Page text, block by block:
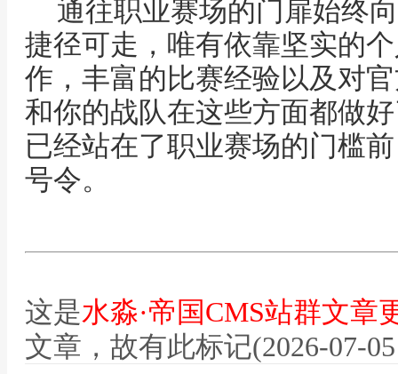
通往职业赛场的门扉始终
捷径可走，唯有依靠坚实的
作，丰富的比赛经验以及对
和你的战队在这些方面都做
已经站在了职业赛场的门槛
号令。
这是水淼·帝国CMS站群文章
文章，故有此标记(2026-07-